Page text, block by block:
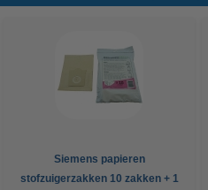
Siemens papieren
stofzuigerzakken 10 zakken + 1